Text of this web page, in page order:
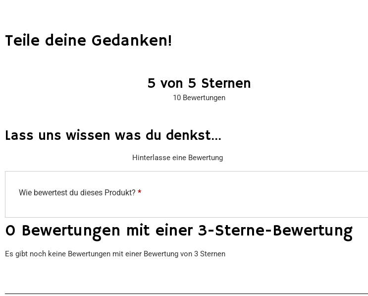
Teile deine Gedanken!
5 von 5 Sternen
10 Bewertungen
Lass uns wissen was du denkst...
Hinterlasse eine Bewertung
Wie bewertest du dieses Produkt? *
0 Bewertungen mit einer 3-Sterne-Bewertung
Es gibt noch keine Bewertungen mit einer Bewertung von 3 Sternen